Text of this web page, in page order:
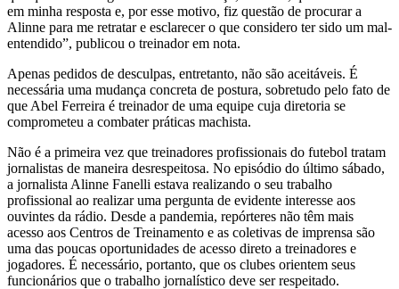
em minha resposta e, por esse motivo, fiz questão de procurar a
Alinne para me retratar e esclarecer o que considero ter sido um mal-
entendido”, publicou o treinador em nota.
Apenas pedidos de desculpas, entretanto, não são aceitáveis. É
necessária uma mudança concreta de postura, sobretudo pelo fato de
que Abel Ferreira é treinador de uma equipe cuja diretoria se
comprometeu a combater práticas machista.
Não é a primeira vez que treinadores profissionais do futebol tratam
jornalistas de maneira desrespeitosa. No episódio do último sábado,
a jornalista Alinne Fanelli estava realizando o seu trabalho
profissional ao realizar uma pergunta de evidente interesse aos
ouvintes da rádio. Desde a pandemia, repórteres não têm mais
acesso aos Centros de Treinamento e as coletivas de imprensa são
uma das poucas oportunidades de acesso direto a treinadores e
jogadores. É necessário, portanto, que os clubes orientem seus
funcionários que o trabalho jornalístico deve ser respeitado.